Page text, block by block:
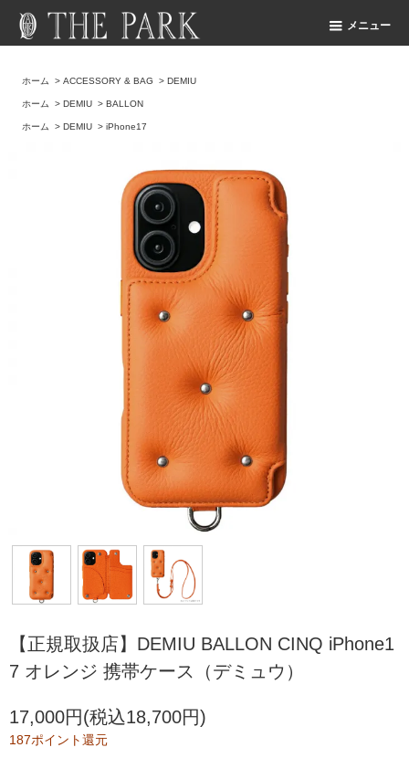
メニュー
ホーム >ACCESSORY & BAG >DEMIU
ホーム >DEMIU >BALLON
ホーム >DEMIU >iPhone17
【正規取扱店】DEMIU BALLON CINQ iPhone1
7 オレンジ 携帯ケース（デミュウ）
17,000円(税込18,700円)
187ポイント還元